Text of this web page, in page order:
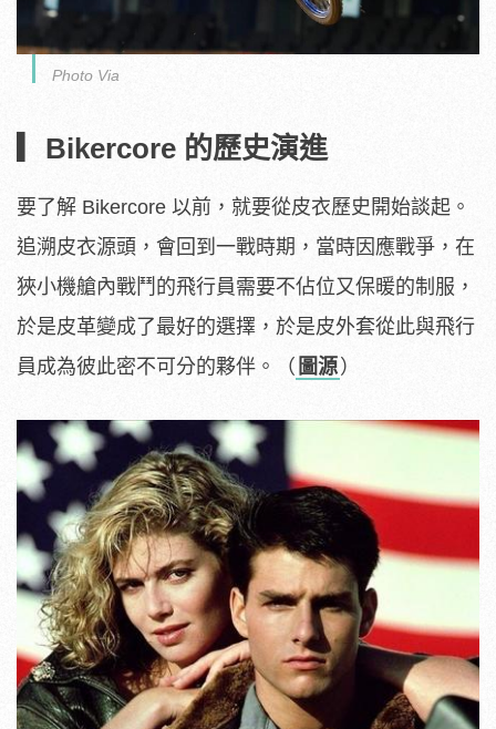
Photo Via
▎Bikercore 的歷史演進
要了解 Bikercore 以前，就要從皮衣歷史開始談起。
追溯皮衣源頭，會回到一戰時期，當時因應戰爭，在
狹小機艙內戰鬥的飛行員需要不佔位又保暖的制服，
於是皮革變成了最好的選擇，於是皮外套從此與飛行
員成為彼此密不可分的夥伴。（ 圖源 ）